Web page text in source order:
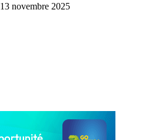
13 novembre 2025